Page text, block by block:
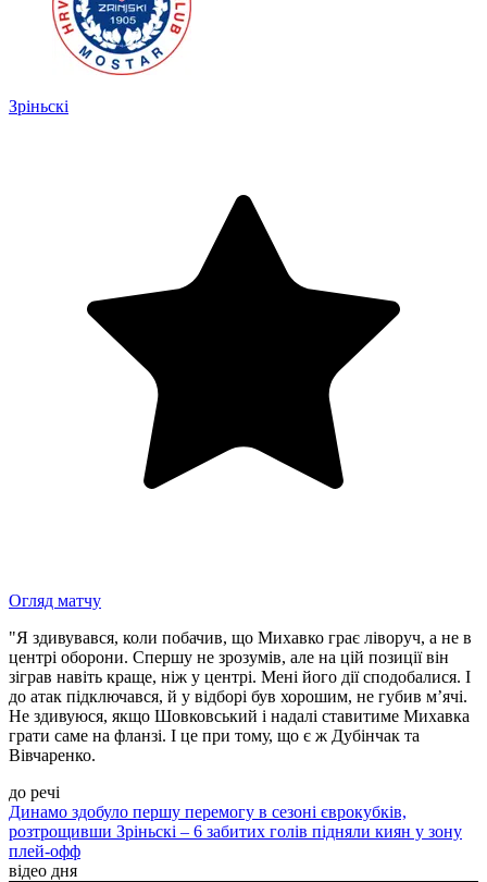
Зріньскі
Огляд матчу
"Я здивувався, коли побачив, що Михавко грає ліворуч, а не в
центрі оборони. Спершу не зрозумів, але на цій позиції він
зіграв навіть краще, ніж у центрі. Мені його дії сподобалися. І
до атак підключався, й у відборі був хорошим, не губив м’ячі.
Не здивуюся, якщо Шовковський і надалі ставитиме Михавка
грати саме на фланзі. І це при тому, що є ж Дубінчак та
Вівчаренко.
до речі
Динамо здобуло першу перемогу в сезоні єврокубків,
розтрощивши Зріньскі – 6 забитих голів підняли киян у зону
плей-офф
відео дня